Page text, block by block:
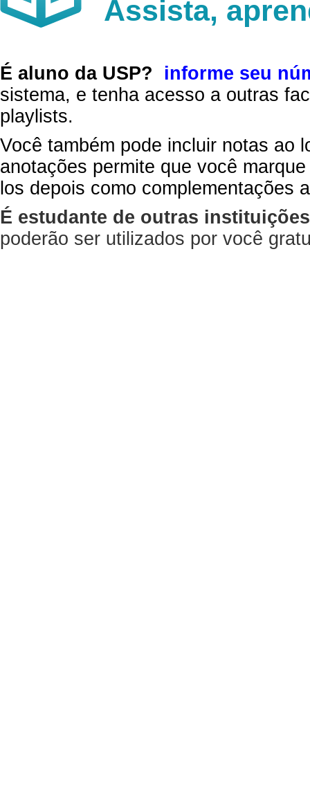
Assista,
É aluno da USP?
informe seu
sistema, e tenha acesso a outras
playlists.
Você também pode incluir notas ao
anotações permite que você
los depois como complementações
É estudante de outras
poderão ser utilizados por você